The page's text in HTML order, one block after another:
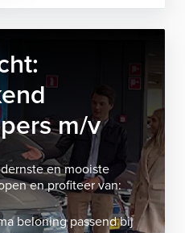
m/v
en mooiste
en profiteer van:
beloning passend bij